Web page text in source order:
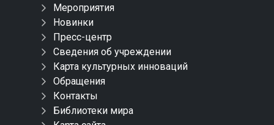
Мероприятия
Новинки
Пресс-центр
Сведения об учреждении
Карта культурных инноваций
Обращения
Контакты
Библиотеки мира